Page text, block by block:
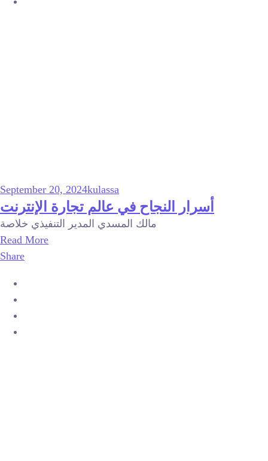
September 20, 2024kulassa
أسرار النجاح في عالم تجارة الإنترنت
مالك المسدي المدير التنفيذي خلاصة
Read More
Share